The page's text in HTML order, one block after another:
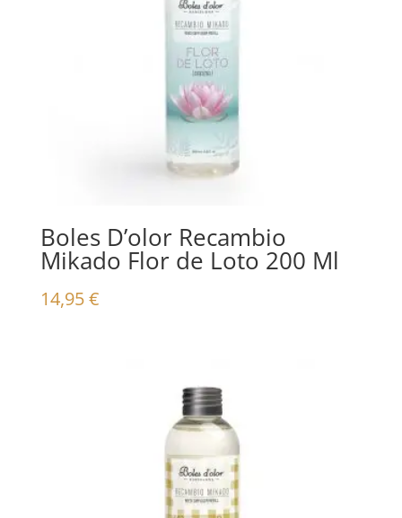
Boles D’olor Recambio
Mikado Flor de Loto 200 Ml
14,95€